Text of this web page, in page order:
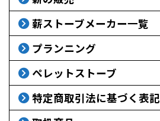
薪ストーブメーカー一覧
プランニング
ペレットストーブ
特定商取引法に基づく表記